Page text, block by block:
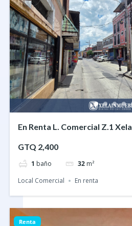
En Renta L. Comercial Z.1 Xela
GTQ 2,400
1 baño 32 m²
Local Comercial
En renta
Renta